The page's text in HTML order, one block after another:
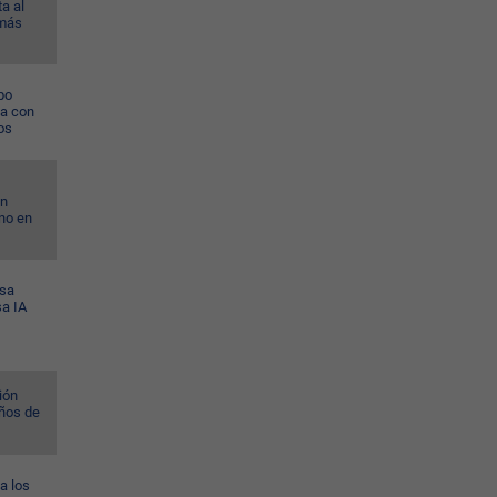
al
con
en
IA
de
los